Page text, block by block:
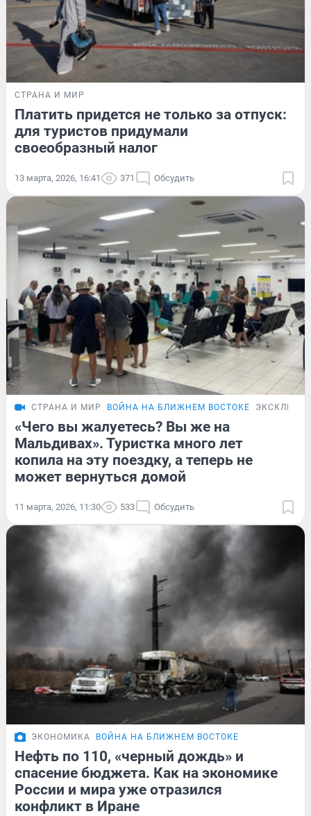
СТРАНА И МИР
Платить придется не только за отпуск:
для туристов придумали
своеобразный налог
13 марта, 2026, 16:41 371 Обсудить
СТРАНА И МИР ВОЙНА НА БЛИЖНЕМ ВОСТОКЕ
«Чего вы жалуетесь? Вы же на
Мальдивах». Туристка много лет
копила на эту поездку, а теперь не
может вернуться домой
11 марта, 2026, 11:30 533 Обсудить
ЭКОНОМИКА ВОЙНА НА БЛИЖНЕМ ВОСТОКЕ
Нефть по 110, «черный дождь» и
спасение бюджета. Как на экономике
России и мира уже отразился
конфликт в Иране